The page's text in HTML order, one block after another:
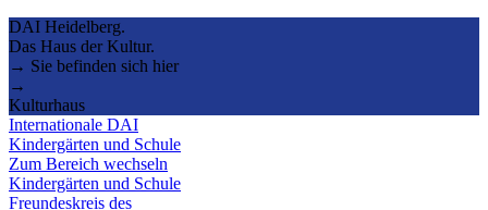
DAI Heidelberg.
Das Haus der Kultur.
→ Sie befinden sich hier
→
Kulturhaus
Internationale DAI
Kindergärten und Schule
Zum Bereich wechseln
Kindergärten und Schule
Freundeskreis des